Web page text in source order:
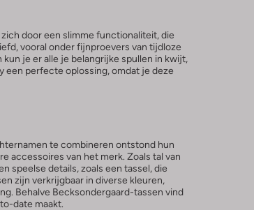
door een slimme functionaliteit, die
vooral onder fijnproevers van tijdloze
je er alle je belangrijke spullen in kwijt,
een perfecte oplossing, omdat je deze
te combineren ontstond hun
accessoires van het merk. Zoals tal van
speelse details, zoals een tassel, die
zijn verkrijgbaar in diverse kleuren,
Behalve Becksondergaard-tassen vind
date maakt.